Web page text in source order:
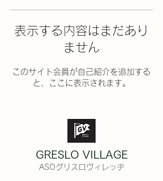
表示する内容はまだあり
ません
このサイト会員が自己紹介を追加する
と、ここに表示されます。
GRESLO VILLAGE
ASOグリスロヴィレッヂ